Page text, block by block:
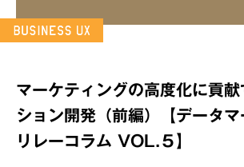
マーケティングの高度化に貢
ション開発（前編）【データ
リレーコラム VOL.５】